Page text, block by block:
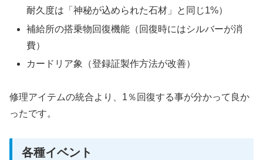
耐久度は「神秘が込められた石材」と同じ1%）
補給所の搭乗物回復機能（回復時にはシルバーが消
費）
カードリア象（登録証製作方法が改善）
修理アイテムの統合より、1％回復する事が分かって良か
ったです。
各種イベント